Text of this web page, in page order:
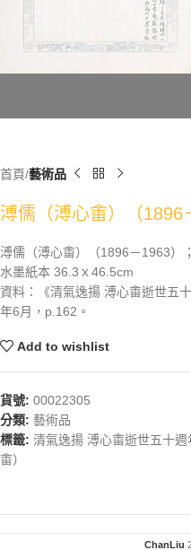
首頁 藝術品
溥儒（溥心畬）（1896
溥儒（溥心畬）（1896－1963）
水墨紙本 36.3ｘ46.5cm
資料：《清氣逸揚 溥心畬逝世五
年6月，p.162。
Add to wishlist
貨號: 00022305
分類: 藝術品
標籤: 清氣逸揚 溥心畬逝世五十週
畬）
ChanLiu